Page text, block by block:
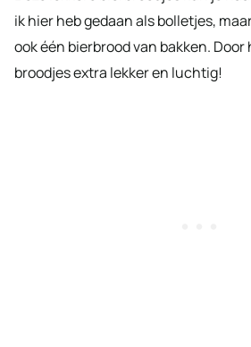
ik hier heb gedaan als bolletjes,
ook één bierbrood van bakken.
broodjes extra lekker en luchtig!